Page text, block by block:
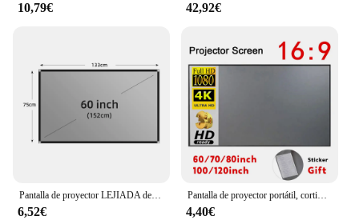
10,79€ 42,92€
Pantalla de proyector LEJIADA de 60-133 pulgadas, Metal gris, antiluz, 16:9, borde negro portátil con agujeros, pantalla de proyección para el hogar y exteriores
6,52€
Pantalla de proyector portátil, cortina Simple antiluz, pantallas de proyección de 60/70/80/100/120 pulgadas para proyector de oficina al aire libre en el hogar
4,40€